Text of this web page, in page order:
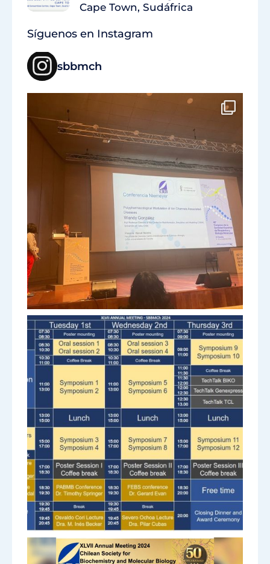
Cape Town, Sudáfrica
Síguenos en Instagram
sbbmch